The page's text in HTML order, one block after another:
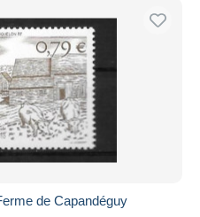
de Capandéguy